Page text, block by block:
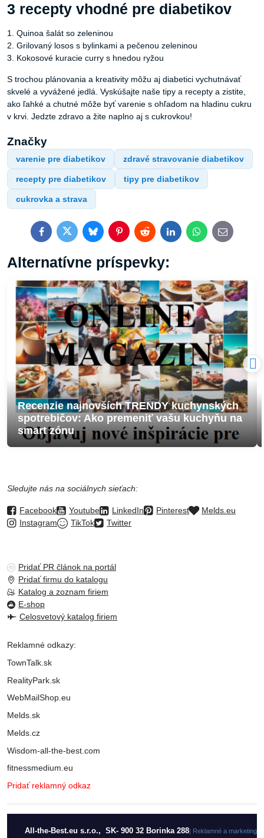
3 recepty vhodné pre diabetikov
1. Quinoa šalát so zeleninou
2. Grilovaný losos s bylinkami a pečenou zeleninou
3. Kokosové kuracie curry s hnedou ryžou
S trochou plánovania a kreativity môžu aj diabetici vychutnávať
skvelé a vyvážené jedlá. Vyskúšajte naše tipy a recepty a zistite,
ako ľahké a chutné môže byť varenie s ohľadom na hladinu cukru
v krvi. Jedzte zdravo a žite naplno aj s cukrovkou!
Značky
varenie pre diabetikov zdravé stravovanie diabetikov
recepty pre diabetikov tipy pre diabetikov
cukrovka a strava
FacebookTwitterBlueskyPinterestRedditLinkedInWhatsApp
E-
mail
Alternatívne príspevky:
Recenzie najnovších TRENDY kuchynských
spotrebičov: Ako premeniť vašu kuchyňu na
smart zónu
Sledujte nás na sociálnych sieťach:
Facebook Youtube LinkedIn Pinterest
Melds.eu
Instagram
TikTok Twitter
Pridať PR článok na portál
Pridať firmu do katalogu
Katalog a zoznam firiem
E-shop
Celosvetový katalog firiem
Reklamné odkazy:
TownTalk.sk
RealityPark.sk
WebMailShop.eu
Melds.sk
Melds.cz
Wisdom-all-the-best.com
fitnessmedium.eu
Pridať reklamný odkaz
All-the-Best.eu s.r.o., SK- 900 32 Borinka 288 | Reklamné a